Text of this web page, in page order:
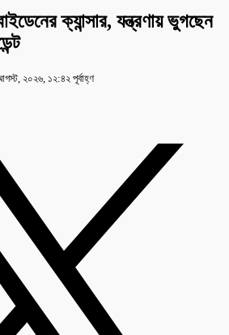
ক্যান্সার, যন্ত্রণায় ভুগছেন
২০২৬, ১২:৪২ পূর্বাহ্ণ